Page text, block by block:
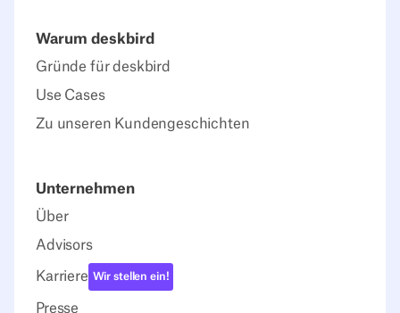
Warum deskbird
Gründe für deskbird
Use Cases
Zu unseren Kundengeschichten
Unternehmen
Über
Advisors
Karriere Wir stellen ein!
Presse